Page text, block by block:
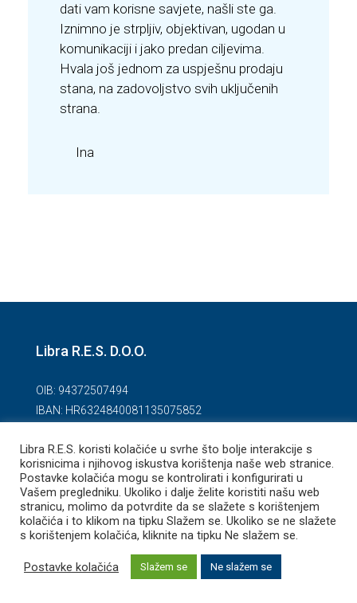
dati vam korisne savjete, našli ste ga.
Iznimno je strpljiv, objektivan, ugodan u
komunikaciji i jako predan ciljevima.
Hvala još jednom za uspješnu prodaju
stana, na zadovoljstvo svih uključenih
strana.
Ina
Libra R.E.S. D.O.O.
OIB: 94372507494
IBAN: HR6324840081135075852
Adresa: Hruševečka ulica 1, 10 000 Zagreb
Osnivač: Josip Morić
Licencirana agencija odobrena od strane Ministarstva
gospodarstva, poduzetništva i obrta registrirana pri
KLASA.UP/l-330-01/18-01/250
Libra R.E.S. koristi kolačiće u svrhe što bolje interakcije s
korisnicima i njihovog iskustva korištenja naše web stranice.
Postavke kolačića mogu se kontrolirati i konfigurirati u
Vašem pregledniku. Ukoliko i dalje želite koristiti našu web
stranicu, molimo da potvrdite da se slažete s korištenjem
kolačića i to klikom na tipku Slažem se. Ukoliko se ne slažete
s korištenjem kolačića, kliknite na tipku Ne slažem se.
Postavke kolačića Slažem se Ne slažem se